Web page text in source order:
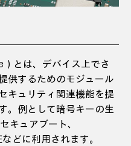
）とは、デバイス上でさ
供するためのモジュール
キュリティ関連機能を提
。例として暗号キーの生
キュアブート、
どに利用されます。